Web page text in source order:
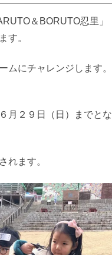
＆BORUTO忍里」
す。
ムにチャレンジします。
月２９日（日）までとな
れます。